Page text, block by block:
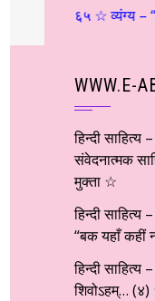
६५ ☆ व्यंग्य – “बक
WWW.E-
हिन्दी
संवेदनात्मक
मुक्ता ☆
हिन्दी
“बक यहाँ कहीं
हिन्दी
शिवोऽहम्…